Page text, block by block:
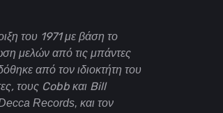
του 1971 με βάση το
μελών από τις μπάντες
από τον ιδιοκτήτη του
τους Cobb και Bill
Records, και τον